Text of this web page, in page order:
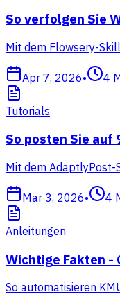
So verfolgen Sie
Mit dem Flowsery-
Apr 7, 2026• 4
Tutorials
So posten Sie
Mit dem AdaptlyPost-
Mar 3, 2026• 4
Anleitungen
Wichtige Fakten -
So automatisieren